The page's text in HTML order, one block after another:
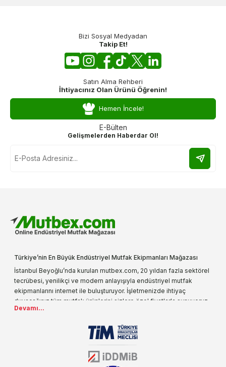
Bizi Sosyal Medyadan
Takip Et!
Satın Alma Rehberi
İhtiyacınız Olan Ürünü Öğrenin!
Hemen İncele!
E-Bülten
Gelişmelerden Haberdar Ol!
Türkiye’nin En Büyük Endüstriyel Mutfak Ekipmanları Mağazası
İstanbul Beyoğlu’nda kurulan mutbex.com, 20 yıldan fazla sektörel
tecrübesi, yenilikçi ve modern anlayışıyla endüstriyel mutfak
ekipmanlarını internet ile buluşturuyor. İşletmenizde ihtiyaç
duyacağınız tüm mutfak ürünlerini sizlere özel fiyatlarla sunuyoruz.
Endüstriyel mutfak malzemesi deyince akla gelen ilk adreslerden
sektörün farklı alanlarında da faliyet gösteren mutbex.com,
Öztiryakiler resmi bayisidir. Öztiryakiler ürünleri üzerinde büyük bir
donanıma sahip ekibi ile müşterilerine koşulsuz destek sunan
mutbex.com ile endüstriyel mutfak malzemeleri konusunda
Devamı...